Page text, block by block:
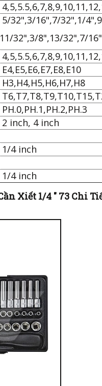
5/32",3/16",7/32",1/
11/32",3/8",13/32",7/
E4,E5,E6,E7,E8,E10
H3,H4,H5,H6,H7,H8
PH.0,PH.1,PH.2,PH.3
2 inch, 4 inch
1/4 inch
1/4 inch
Xiết 1/4 " 73 Chi